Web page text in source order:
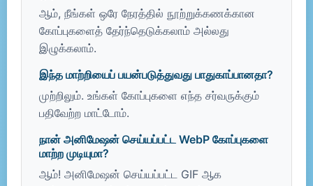
ஆம், நீங்கள் ஒரே நேரத்தில் நூற்றுக்கணக்கான
கோப்புகளைத் தேர்ந்தெடுக்கலாம் அல்லது
இழுக்கலாம்.
இந்த மாற்றியைப் பயன்படுத்துவது பாதுகாப்பானதா?
முற்றிலும். உங்கள் கோப்புகளை எந்த சர்வருக்கும்
பதிவேற்ற மாட்டோம்.
நான் அனிமேஷன் செய்யப்பட்ட WebP கோப்புகளை
மாற்ற முடியுமா?
ஆம்! அனிமேஷன் செய்யப்பட்ட GIF ஆக